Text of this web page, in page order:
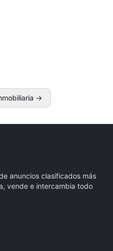
→
anuncios clasificados más
vende e intercambia todo